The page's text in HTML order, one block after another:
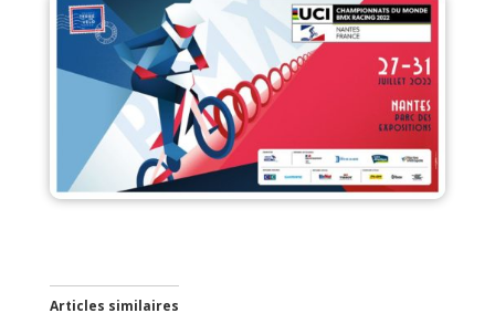
Articles similaires